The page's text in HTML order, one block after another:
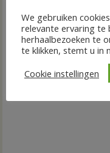
We gebruiken
relevante ervaring te
herhaalbezoeken te
te klikken, stemt u in
Cookie instellingen